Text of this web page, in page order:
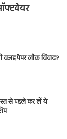
वजह पेपर लीक विवाद?
से पहले कर लें ये